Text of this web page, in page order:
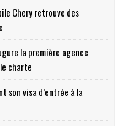
Chery retrouve des
la première agence
charte
son visa d’entrée à la